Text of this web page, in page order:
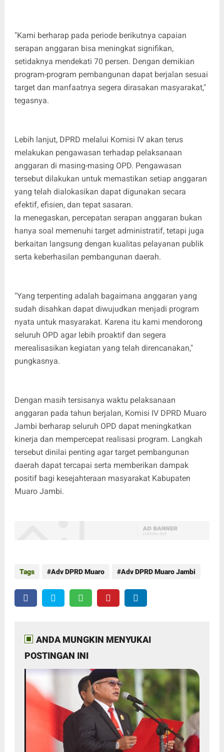
"Kami berharap pada periode berikutnya capaian
serapan anggaran bisa meningkat signifikan,
setidaknya mendekati 70 persen. Dengan demikian
program-program pembangunan dapat berjalan sesuai
target dan manfaatnya segera dirasakan masyarakat,"
tegasnya.
Lebih lanjut, DPRD melalui Komisi IV akan terus
melakukan pengawasan terhadap pelaksanaan
anggaran di masing-masing OPD. Pengawasan
tersebut dilakukan untuk memastikan setiap anggaran
yang telah dialokasikan dapat digunakan secara
efektif, efisien, dan tepat sasaran.
Ia menegaskan, percepatan serapan anggaran bukan
hanya soal memenuhi target administratif, tetapi juga
berkaitan langsung dengan kualitas pelayanan publik
serta keberhasilan pembangunan daerah.
"Yang terpenting adalah bagaimana anggaran yang
sudah disahkan dapat diwujudkan menjadi program
nyata untuk masyarakat. Karena itu kami mendorong
seluruh OPD agar lebih proaktif dan segera
merealisasikan kegiatan yang telah direncanakan,"
pungkasnya.
Dengan masih tersisanya waktu pelaksanaan
anggaran pada tahun berjalan, Komisi IV DPRD Muaro
Jambi berharap seluruh OPD dapat meningkatkan
kinerja dan mempercepat realisasi program. Langkah
tersebut dinilai penting agar target pembangunan
daerah dapat tercapai serta memberikan dampak
positif bagi kesejahteraan masyarakat Kabupaten
Muaro Jambi.
Tags Adv DPRD Muaro Adv DPRD Muaro Jambi
ANDA MUNGKIN MENYUKAI
POSTINGAN INI